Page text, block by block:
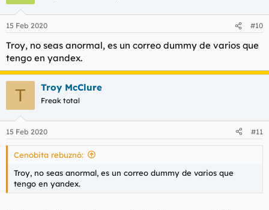
e
:
15 Feb 2020 #10
Troy, no seas anormal, es un correo dummy de varios que
tengo en yandex.
T Troy McClure
Freak total
15 Feb 2020 #11
Cenobita rebuznó:
Troy, no seas anormal, es un correo dummy de varios que
tengo en yandex.